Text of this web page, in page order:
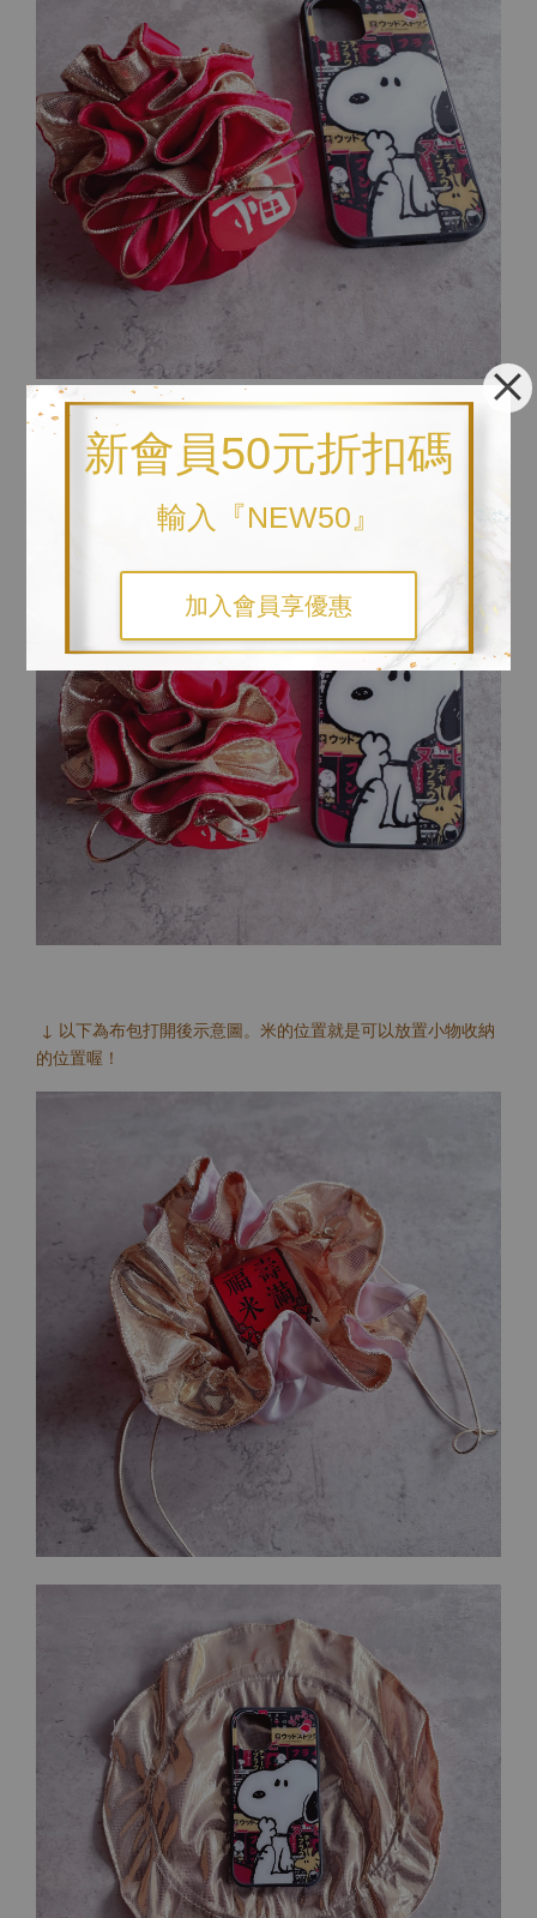
新會員50元折扣碼
輸入『NEW50』
加入會員享優惠
↓ 以下為與比例尺之對照圖。參考比例尺為iphone12pro手機
↓ 以下為布包打開後示意圖。米的位置就是可以放置小物收納
的位置喔！